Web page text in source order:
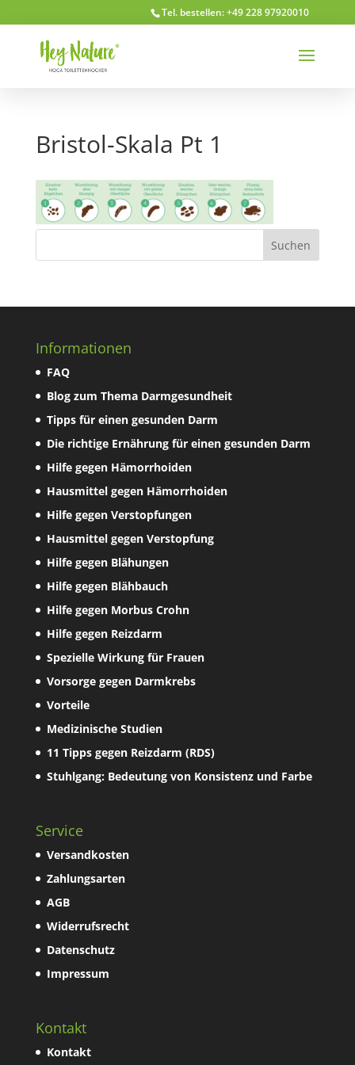
Tel. bestellen: +49 228 97920010
Bristol-Skala Pt 1
Informationen
FAQ
Blog zum Thema Darmgesundheit
Tipps für einen gesunden Darm
Die richtige Ernährung für einen gesunden Darm
Hilfe gegen Hämorrhoiden
Hausmittel gegen Hämorrhoiden
Hilfe gegen Verstopfungen
Hausmittel gegen Verstopfung
Hilfe gegen Blähungen
Hilfe gegen Blähbauch
Hilfe gegen Morbus Crohn
Hilfe gegen Reizdarm
Spezielle Wirkung für Frauen
Vorsorge gegen Darmkrebs
Vorteile
Medizinische Studien
11 Tipps gegen Reizdarm (RDS)
Stuhlgang: Bedeutung von Konsistenz und Farbe
Service
Versandkosten
Zahlungsarten
AGB
Widerrufsrecht
Datenschutz
Impressum
Kontakt
Kontakt